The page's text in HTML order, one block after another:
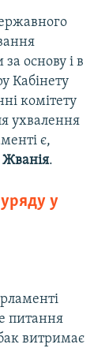
основу і в
Кабінету
комітету
ухвалення
є,
.
у
питання
витримає